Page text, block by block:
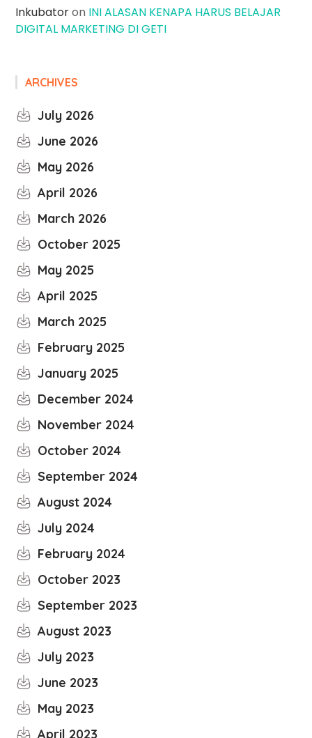
Inkubatoron INI ALASAN KENAPA HARUS BELAJAR
DIGITAL MARKETING DI GETI
ARCHIVES
July 2026
June 2026
May 2026
April 2026
March 2026
October 2025
May 2025
April 2025
March 2025
February 2025
January 2025
December 2024
November 2024
October 2024
September 2024
August 2024
July 2024
February 2024
October 2023
September 2023
August 2023
July 2023
June 2023
May 2023
April 2023